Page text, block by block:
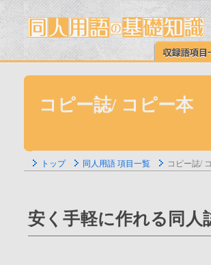
コピー誌/ コピー本
トップ 同人用語 項目一覧 コピー誌/
安く手軽に作れる同人